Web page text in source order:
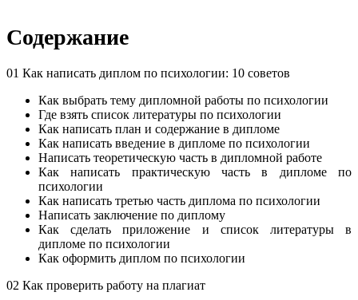
Содержание
01 Как написать диплом по психологии: 10 советов
Как выбрать тему дипломной работы по психологии
Где взять список литературы по психологии
Как написать план и содержание в дипломе
Как написать введение в дипломе по психологии
Написать теоретическую часть в дипломной работе
Как написать практическую часть в дипломе по
психологии
Как написать третью часть диплома по психологии
Написать заключение по диплому
Как сделать приложение и список литературы в
дипломе по психологии
Как оформить диплом по психологии
02 Как проверить работу на плагиат